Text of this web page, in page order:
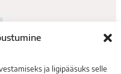
ja ligipääsuks selle